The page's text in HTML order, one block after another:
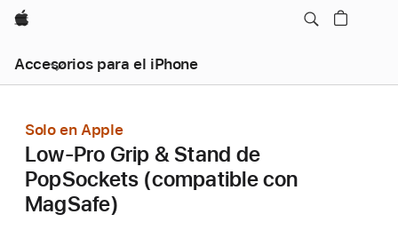
Apple
Accesorios para el iPhone
Solo en Apple
Low-Pro Grip & Stand de
PopSockets (compatible con
MagSafe)